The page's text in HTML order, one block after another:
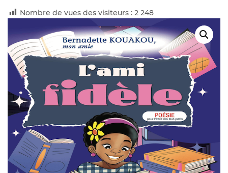
Nombre de vues des visiteurs : 2 248